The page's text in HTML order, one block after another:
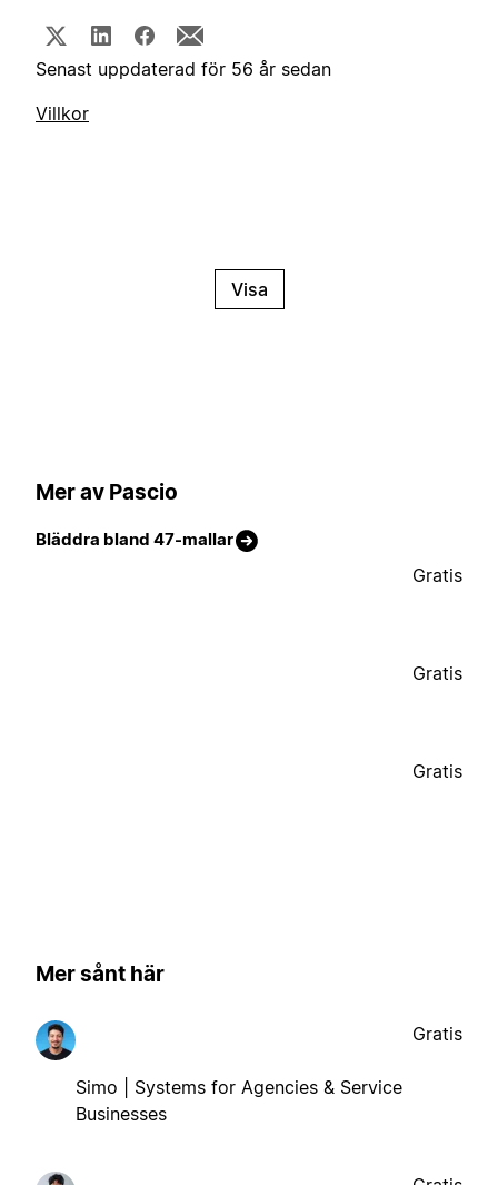
Senast uppdaterad för 56 år sedan
Villkor
Visa
Mer av Pascio
Bläddra bland 47-mallar
Gratis
Gratis
Gratis
Mer sånt här
Simo | Systems for Agencies & Service
Businesses
Gratis